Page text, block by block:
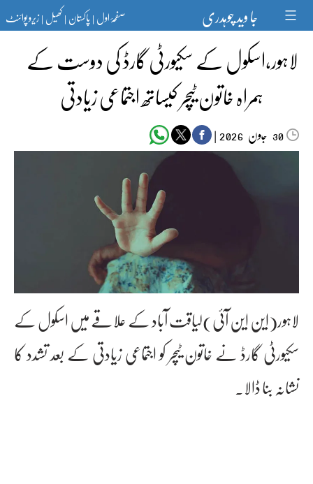
content جا وید چوہدری صفحۂ اول|پاکستان|کھیل|زیرو پوائنٹ
لاہور،اسکول کے سکیورٹی گارڈ کی دوست کے
ہمراہ خاتون ٹیچر کیساتھ اجتماعی زیادتی
30 جون‬‮ |
لاہور(این این آئی)لیاقت آباد کے علاقے میں اسکول کے
سکیورٹی گارڈ نے خاتون ٹیچر کو اجتماعی زیادتی کے بعد تشدد کا
نشانہ بنا ڈالا۔